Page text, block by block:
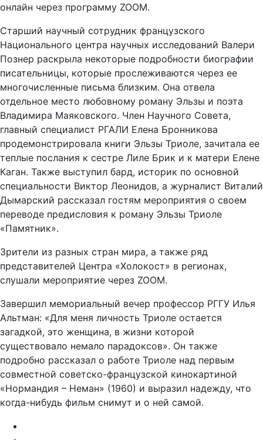
онлайн через программу ZOOM.
Старший научный сотрудник французского
Национального центра научных исследований Валери
Познер раскрыла некоторые подробности биографии
писательницы, которые прослеживаются через ее
многочисленные письма близким. Она отвела
отдельное место любовному роману Эльзы и поэта
Владимира Маяковского. Член Научного Совета,
главный специалист РГАЛИ Елена Бронникова
продемонстрировала книги Эльзы Триоле, зачитала ее
теплые послания к сестре Лиле Брик и к матери Елене
Каган. Также выступил бард, историк по основной
специальности Виктор Леонидов, а журналист Виталий
Дымарский рассказал гостям мероприятия о своем
переводе предисловия к роману Эльзы Триоле
«Памятник».
Зрители из разных стран мира, а также ряд
представителей Центра «Холокост» в регионах,
слушали мероприятие через ZOOM.
Завершил мемориальный вечер профессор РГГУ Илья
Альтман: «Для меня личность Триоле остается
загадкой, это женщина, в жизни которой
существовало немало парадоксов». Он также
подробно рассказал о работе Триоле над первым
совместной советско-французской кинокартиной
«Нормандия – Неман» (1960) и выразил надежду, что
когда-нибудь фильм снимут и о ней самой.